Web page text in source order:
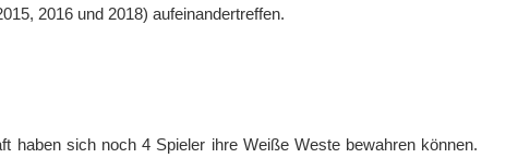
2016 und 2018) aufeinandertreffen.
haben sich noch 4 Spieler ihre Weiße Weste bewahren können.